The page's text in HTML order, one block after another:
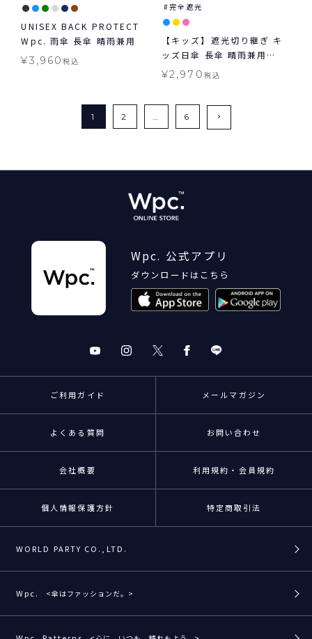
UNISEX BACK PROTECT
Wpc. 雨傘 長傘 晴雨兼用
¥3,960税込
完全遮光
【キッズ】遮光切り継ぎ キ
ッズ日傘 長傘 晴雨兼用
Wpc. KIDS 子ども用
¥2,970 税込
1 2 6
Wpc. 公式アプリ
ダウンロードはこちら
ご利用ガイド メールマガジン
よくある質問 お問い合わせ
会社概要 利用規約・会員規約
個人情報保護方針 特定商取引法
WORLD PARTY CO.,LTD.
Wpc. <傘はファッションだ。>